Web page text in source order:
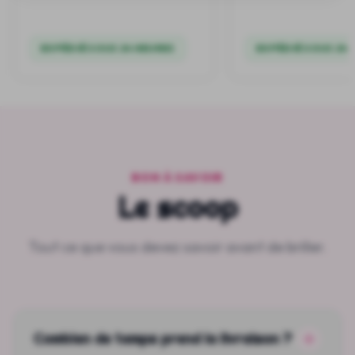
EXPÉDIÉ SOUS 24 HEURES EXPÉDIÉ SOUS 24
BON À SAVOIR
Le scoop
Tout ce que vous devez savoir avant de briller.
Combien de temps prend la livraison ?